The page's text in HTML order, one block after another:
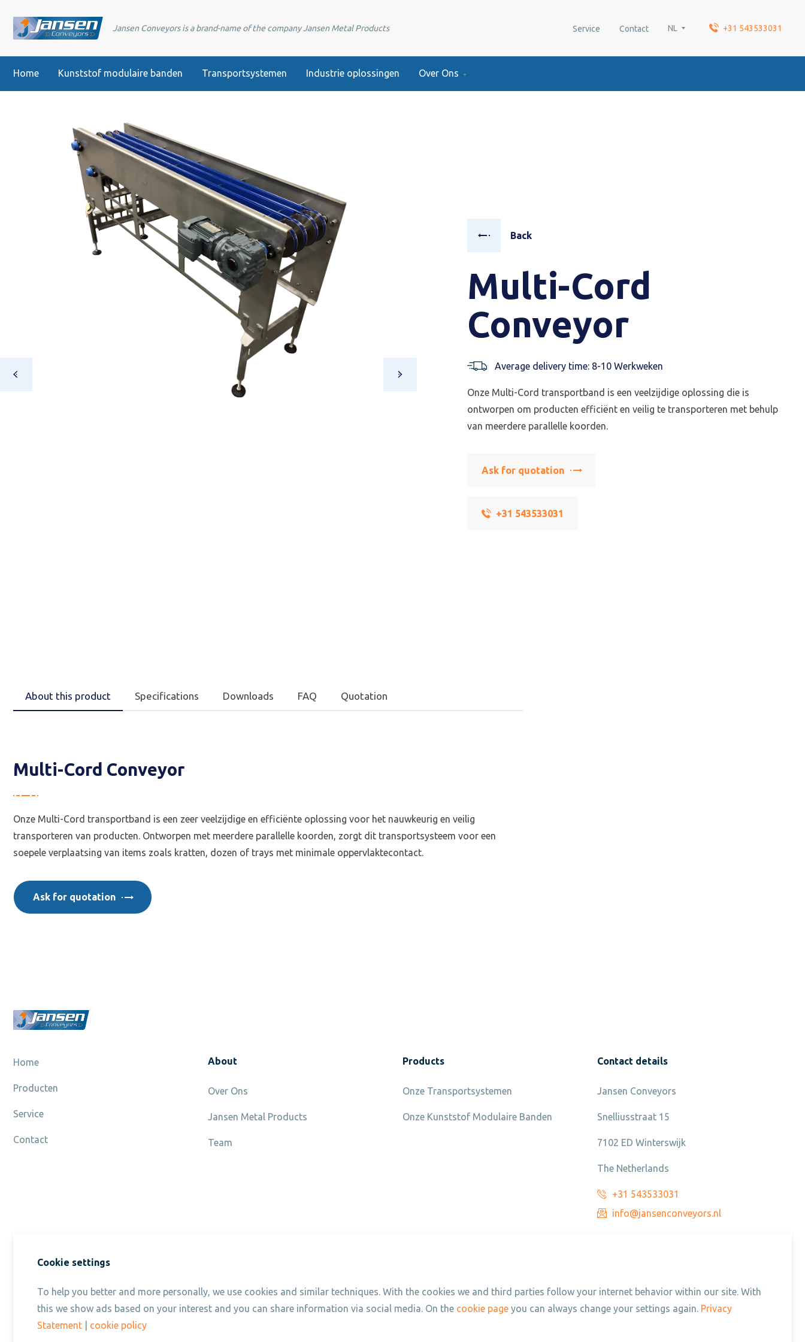
Jansen Conveyors is a brand-name of the company Jansen Metal Products Service Contact NL +31 543533031
Home Kunststof modulaire banden Transportsystemen Industrie oplossingen Over Ons
Back
Multi-Cord
Conveyor
Average delivery time: 8-10 Werkweken
Onze Multi-Cord transportband is een veelzijdige oplossing die is
ontworpen om producten efficiënt en veilig te transporteren met behulp
van meerdere parallelle koorden.
Ask for quotation
+31 543533031
About this product Specifications Downloads FAQ Quotation
Multi-Cord Conveyor
Onze Multi-Cord transportband is een zeer veelzijdige en efficiënte oplossing voor het nauwkeurig en veilig
transporteren van producten. Ontworpen met meerdere parallelle koorden, zorgt dit transportsysteem voor een
soepele verplaatsing van items zoals kratten, dozen of trays met minimale oppervlaktecontact.
Ask for quotation
Home
Producten
Service
Contact
About
Over Ons
Jansen Metal Products
Team
Products
Onze Transportsystemen
Onze Kunststof Modulaire Banden
Contact details
Jansen Conveyors
Snelliusstraat 15
7102 ED Winterswijk
The Netherlands
+31 543533031
info@jansenconveyors.nl
Copyright © 2019 - 2026 Jansen Conveyors. Part of Jansen Metal Products. All rights reserved.
Cookie settings
To help you better and more personally, we use cookies and similar techniques. With the cookies we and third parties follow your internet behavior within our site. With
this we show ads based on your interest and you can share information via social media. On the cookie page you can always change your settings again. Privacy
Statement
cookie policy